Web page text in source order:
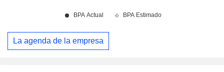
La agenda de la empresa